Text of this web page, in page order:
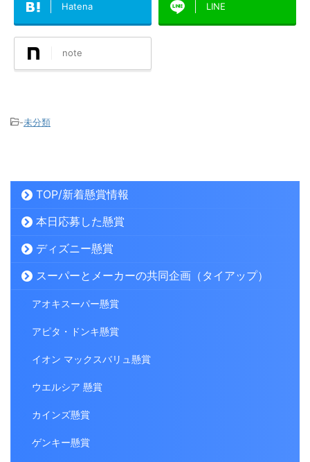
Hatena LINE
note
-未分類
TOP/新着懸賞情報
本日応募した懸賞
ディズニー懸賞
スーパーとメーカーの共同企画（タイアップ）
アオキスーパー懸賞
アピタ・ドンキ懸賞
イオン マックスバリュ懸賞
ウエルシア 懸賞
カインズ懸賞
ゲンキー懸賞